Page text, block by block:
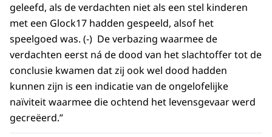
geleefd, als de verdachten niet als een stel kinderen
met een Glock17 hadden gespeeld, alsof het
speelgoed was. (-) De verbazing waarmee de
verdachten eerst ná de dood van het slachtoffer tot de
conclusie kwamen dat zij ook wel dood hadden
kunnen zijn is een indicatie van de ongelofelijke
naïviteit waarmee die ochtend het levensgevaar werd
gecreëerd.”